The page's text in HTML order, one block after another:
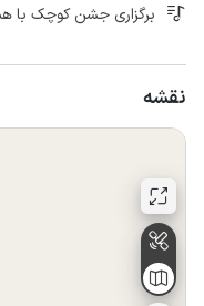
برگزاری جشن کوچک با
نقشه